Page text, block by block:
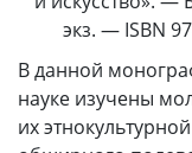
экз. — ISBN
В данной
науке изучены
их